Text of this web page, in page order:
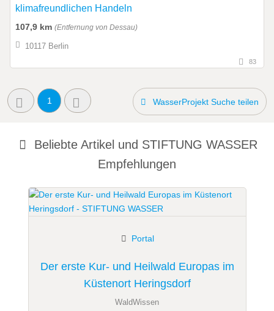
klimafreundlichen Handeln
107,9 km (Entfernung von Dessau)
10117 Berlin
83
1 WasserProjekt Suche teilen
Beliebte Artikel und STIFTUNG WASSER
Empfehlungen
Der erste Kur- und Heilwald Europas im
Küstenort Heringsdorf
Portal
WaldWissen